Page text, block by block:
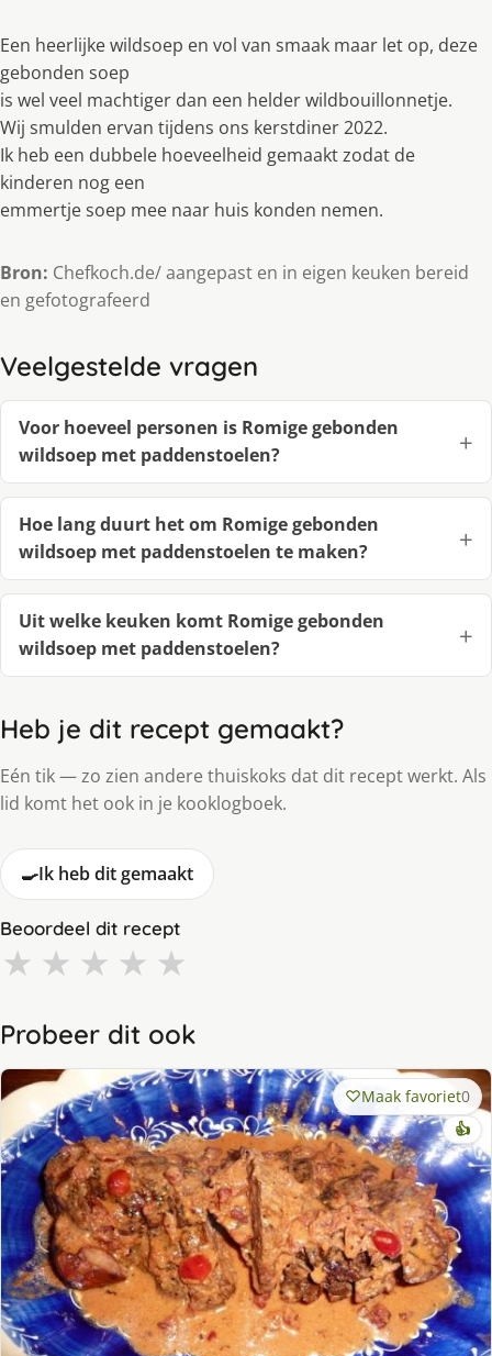
Een heerlijke wildsoep en vol van smaak maar let op, deze
gebonden soep
is wel veel machtiger dan een helder wildbouillonnetje.
Wij smulden ervan tijdens ons kerstdiner 2022.
Ik heb een dubbele hoeveelheid gemaakt zodat de
kinderen nog een
emmertje soep mee naar huis konden nemen.
Bron: Chefkoch.de/ aangepast en in eigen keuken bereid
en gefotografeerd
Veelgestelde vragen
Voor hoeveel personen is Romige gebonden
wildsoep met paddenstoelen?
Hoe lang duurt het om Romige gebonden
wildsoep met paddenstoelen te maken?
Uit welke keuken komt Romige gebonden
wildsoep met paddenstoelen?
Heb je dit recept gemaakt?
Eén tik — zo zien andere thuiskoks dat dit recept werkt. Als
lid komt het ook in je kooklogboek.
🍳Ik heb dit gemaakt
Beoordeel dit recept
★ ★ ★ ★ ★
Probeer dit ook
Maak favoriet0
👍